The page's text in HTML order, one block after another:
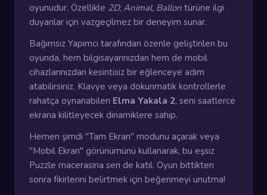
oyunudur. Özellikle 2D, Animal, Ballon türüne ilgi
duyanlar için vazgeçilmez bir deneyim sunar.
Bağımsız Yapımcı tarafından özenle geliştirilen bu
oyunda, hem bilgisayarınızdan hem de mobil
cihazlarınızdan kesintisiz bir eğlenceye adım
atabilirsiniz. Klavye veya dokunmatik kontrollerle
rahatça oynanabilen Elma Yakala 2, seni saatlerce
ekrana kilitleyecek dinamiklere sahip.
Hemen şimdi "Tam Ekran" modunu açarak veya
"Mobil Ekran" görünümünü kullanarak, bu eşsiz
Puzzle macerasına sen de katıl. Oyun bittikten
sonra fikirlerini belirtmek için beğenmeyi unutma!